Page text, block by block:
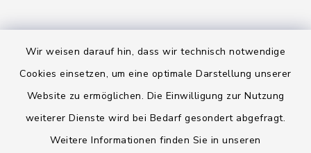
Wir weisen darauf hin, dass wir technisch notwendige
Cookies einsetzen, um eine optimale Darstellung unserer
Website zu ermöglichen. Die Einwilligung zur Nutzung
weiterer Dienste wird bei Bedarf gesondert abgefragt.
Weitere Informationen finden Sie in unseren
Kontakt
Informationspflichten